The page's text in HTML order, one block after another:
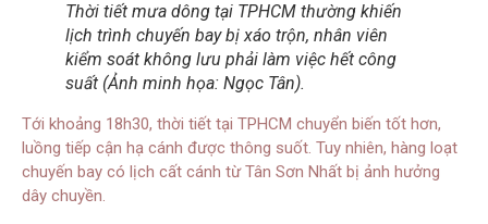
Thời tiết mưa dông tại TPHCM thường khiến
lịch trình chuyến bay bị xáo trộn, nhân viên
kiểm soát không lưu phải làm việc hết công
suất (Ảnh minh họa: Ngọc Tân).
Tới khoảng 18h30, thời tiết tại TPHCM chuyển biến tốt hơn,
luồng tiếp cận hạ cánh được thông suốt. Tuy nhiên, hàng loạt
chuyến bay có lịch cất cánh từ Tân Sơn Nhất bị ảnh hưởng
dây chuyền.